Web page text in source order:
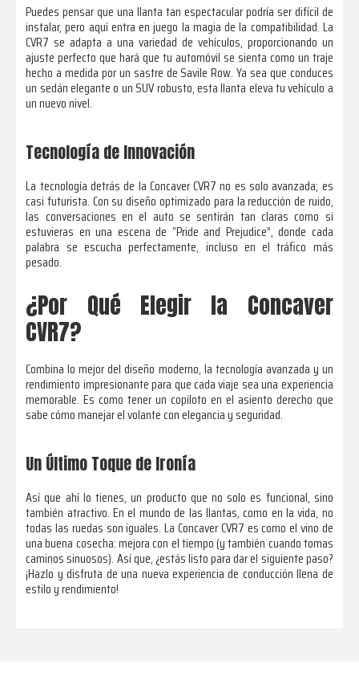
Puedes pensar que una llanta tan espectacular podría ser difícil de
instalar, pero aquí entra en juego la magia de la compatibilidad. La
CVR7 se adapta a una variedad de vehículos, proporcionando un
ajuste perfecto que hará que tu automóvil se sienta como un traje
hecho a medida por un sastre de Savile Row. Ya sea que conduces
un sedán elegante o un SUV robusto, esta llanta eleva tu vehículo a
un nuevo nivel.
Tecnología de Innovación
La tecnología detrás de la Concaver CVR7 no es solo avanzada; es
casi futurista. Con su diseño optimizado para la reducción de ruido,
las conversaciones en el auto se sentirán tan claras como si
estuvieras en una escena de “Pride and Prejudice”, donde cada
palabra se escucha perfectamente, incluso en el tráfico más
pesado.
¿Por Qué Elegir la Concaver
CVR7?
Combina lo mejor del diseño moderno, la tecnología avanzada y un
rendimiento impresionante para que cada viaje sea una experiencia
memorable. Es como tener un copiloto en el asiento derecho que
sabe cómo manejar el volante con elegancia y seguridad.
Un Último Toque de Ironía
Así que ahí lo tienes, un producto que no solo es funcional, sino
también atractivo. En el mundo de las llantas, como en la vida, no
todas las ruedas son iguales. La Concaver CVR7 es como el vino de
una buena cosecha: mejora con el tiempo (y también cuando tomas
caminos sinuosos). Así que, ¿estás listo para dar el siguiente paso?
¡Hazlo y disfruta de una nueva experiencia de conducción llena de
estilo y rendimiento!